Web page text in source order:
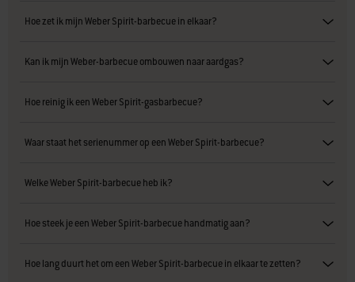
Hoe zet ik mijn Weber Spirit-barbecue in elkaar?
Kan ik mijn Weber-barbecue ombouwen naar aardgas?
Hoe reinig ik een Weber Spirit-gasbarbecue?
Waar staat het serienummer op een Weber Spirit-barbecue?
Welke Weber Spirit-barbecue heb ik?
Hoe steek je een Weber Spirit-barbecue handmatig aan?
Hoe lang duurt het om een Weber Spirit-barbecue in elkaar te zetten?